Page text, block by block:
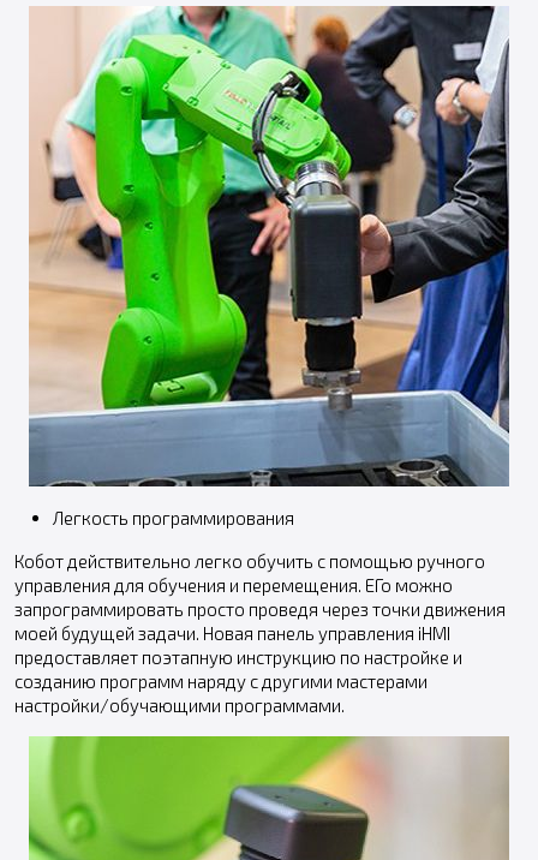
Легкость программирования
Кобот действительно легко обучить с помощью ручного
управления для обучения и перемещения. ЕГо можно
запрограммировать просто проведя через точки движения
моей будущей задачи. Новая панель управления iHMI
предоставляет поэтапную инструкцию по настройке и
созданию программ наряду с другими мастерами
настройки/обучающими программами.